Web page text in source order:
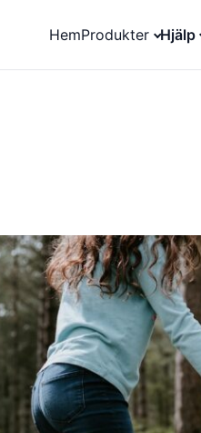
HemProdukter Hjälp